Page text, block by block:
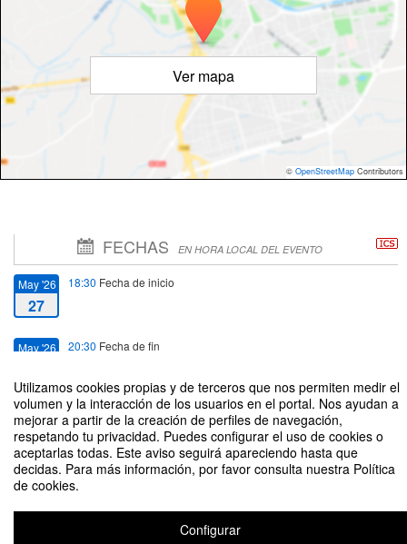
Utilizamos cookies propias y de terceros que nos permiten medir el
volumen y la interacción de los usuarios en el portal. Nos ayudan a
mejorar a partir de la creación de perfiles de navegación,
respetando tu privacidad. Puedes configurar el uso de cookies o
aceptarlas todas. Este aviso seguirá apareciendo hasta que
decidas. Para más información, por favor consulta nuestra Política
de cookies.
Configurar
Ver mapa
© OpenStreetMap Contributors
FECHAS EN HORA LOCAL DEL EVENTO
May '26
27
18:30 Fecha de inicio
May '26 20:30 Fecha de fin
Café Literario Curicó Invitada: Josefina González. Conduce: Joaquín
Rebolledo
Organizado por Dirección de Extensión Cultural y Artística